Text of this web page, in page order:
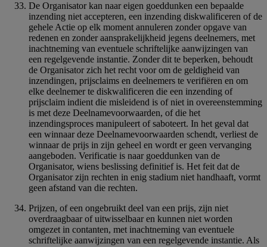
De Organisator kan naar eigen goeddunken een bepaalde
inzending niet accepteren, een inzending diskwalificeren of de
gehele Actie op elk moment annuleren zonder opgave van
redenen en zonder aansprakelijkheid jegens deelnemers, met
inachtneming van eventuele schriftelijke aanwijzingen van
een regelgevende instantie. Zonder dit te beperken, behoudt
de Organisator zich het recht voor om de geldigheid van
inzendingen, prijsclaims en deelnemers te verifiëren en om
elke deelnemer te diskwalificeren die een inzending of
prijsclaim indient die misleidend is of niet in overeenstemming
is met deze Deelnamevoorwaarden, of die het
inzendingsproces manipuleert of saboteert. In het geval dat
een winnaar deze Deelnamevoorwaarden schendt, verliest de
winnaar de prijs in zijn geheel en wordt er geen vervanging
aangeboden. Verificatie is naar goeddunken van de
Organisator, wiens beslissing definitief is. Het feit dat de
Organisator zijn rechten in enig stadium niet handhaaft, vormt
geen afstand van die rechten.
Prijzen, of een ongebruikt deel van een prijs, zijn niet
overdraagbaar of uitwisselbaar en kunnen niet worden
omgezet in contanten, met inachtneming van eventuele
schriftelijke aanwijzingen van een regelgevende instantie. Als